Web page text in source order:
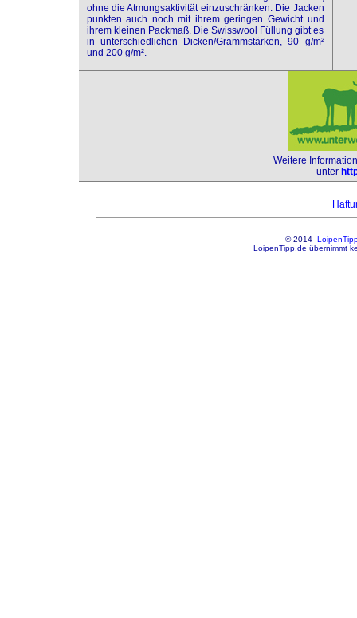
ohne die Atmungsaktivität einzuschränken. Die Jacken
punkten auch noch mit ihrem geringen Gewicht und
ihrem kleinen Packmaß. Die Swisswool Füllung gibt es
in unterschiedlichen Dicken/Grammstärken, 90 g/m²
und 200 g/m².
Weitere
unter
© 2014
LoipenTipp.de übernimmt